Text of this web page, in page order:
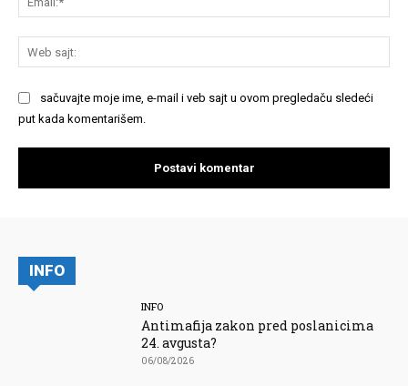
sačuvajte moje ime, e-mail i veb sajt u ovom pregledaču sledeći
put kada komentarišem.
INFO
INFO
Antimafija zakon pred poslanicima
24. avgusta?
06/08/2026